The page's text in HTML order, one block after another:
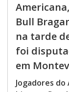
Bull
na tarde
foi
em
Jogadores